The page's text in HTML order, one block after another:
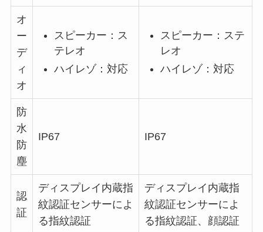
オ
ー
デ
ィ
オ
スピーカー：ス
テレオ
ハイレゾ：対応
スピーカー：ステ
レオ
ハイレゾ：対応
防
水
防
塵
IP67 IP67
認
証
ディスプレイ内蔵指
紋認証センサーによ
る指紋認証
ディスプレイ内蔵指
紋認証センサーによ
る指紋認証、顔認証